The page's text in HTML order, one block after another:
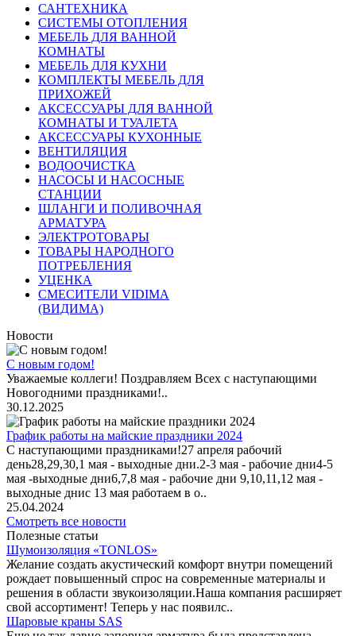
САНТЕХНИКА
СИСТЕМЫ ОТОПЛЕНИЯ
МЕБЕЛЬ ДЛЯ ВАННОЙ
КОМНАТЫ
МЕБЕЛЬ ДЛЯ КУХНИ
КОМПЛЕКТЫ МЕБЕЛЬ ДЛЯ
ПРИХОЖЕЙ
АКСЕССУАРЫ ДЛЯ ВАННОЙ
КОМНАТЫ И ТУАЛЕТА
АКСЕССУАРЫ КУХОННЫЕ
ВЕНТИЛЯЦИЯ
ВОДООЧИСТКА
НАСОСЫ И НАСОСНЫЕ
СТАНЦИИ
ШЛАНГИ И ПОЛИВОЧНАЯ
АРМАТУРА
ЭЛЕКТРОТОВАРЫ
ТОВАРЫ НАРОДНОГО
ПОТРЕБЛЕНИЯ
УЦЕНКА
СМЕСИТЕЛИ VIDIMA
(ВИДИМА)
Новости
С новым годом!
Уважаемые коллеги! Поздравляем Всех с наступающими
Новогодними праздниками!..
30.12.2025
График работы на майские праздники 2024
С наступающими праздниками!27 апреля рабочий
день28,29,30,1 мая - выходные дни.2-3 мая - рабочие дни4-5
мая -выходные дни6,7,8 мая - рабочие дни 9,10,11,12 мая -
выходные днис 13 мая работаем в о..
25.04.2024
Смотреть все новости
Полезные статьи
Шумоизоляция «TONLOS»
Желание создать акустический комфорт внутри помещений
рождает повышенный спрос на современные материалы и
решения в области звукоизоляции.Наша компания расширяет
свой ассортимент! Теперь у нас появилс..
Шаровые краны SAS